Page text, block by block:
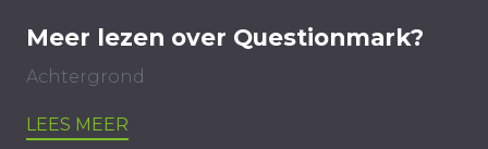
Meer lezen over Questionmark?
Achtergrond
LEES MEER